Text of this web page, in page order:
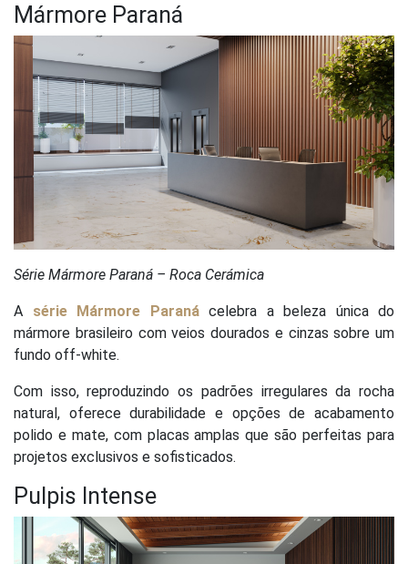
Mármore Paraná
Série Mármore Paraná – Roca Cerámica
A série Mármore Paranácelebra a beleza única do
mármore brasileiro com veios dourados e cinzas sobre um
fundo off-white.
Com isso, reproduzindo os padrões irregulares da rocha
natural, oferece durabilidade e opções de acabamento
polido e mate, com placas amplas que são perfeitas para
projetos exclusivos e sofisticados.
Pulpis Intense